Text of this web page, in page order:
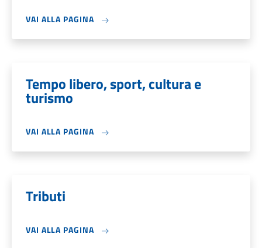
VAI ALLA PAGINA
Tempo libero, sport, cultura e
turismo
VAI ALLA PAGINA
Tributi
VAI ALLA PAGINA